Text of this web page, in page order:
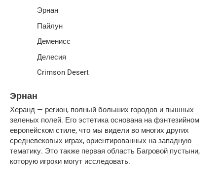
Эрнан
Пайлун
Деменисс
Делесия
Crimson Desert
Эрнан
Херанд — регион, полный больших городов и пышных
зеленых полей. Его эстетика основана на фэнтезийном
европейском стиле, что мы видели во многих других
средневековых играх, ориентированных на западную
тематику. Это также первая область Багровой пустыни,
которую игроки могут исследовать.